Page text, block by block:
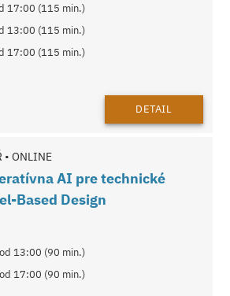
17:00 (115 min.)
13:00 (115 min.)
17:00 (115 min.)
DETAIL
• ONLINE
AI pre technické
Based Design
13:00 (90 min.)
17:00 (90 min.)